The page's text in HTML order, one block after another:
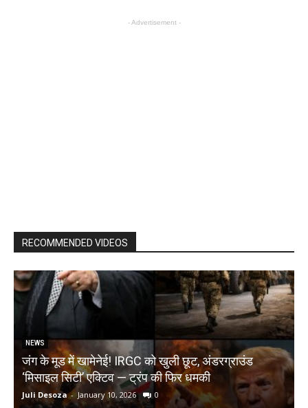
- Advertisement -
RECOMMENDED VIDEOS
NEWS
जंग के मूड में खामेनेई! IRGC को खुली छूट, अंडरग्राउंड
‘मिसाइल सिटी’ एक्टिव — ट्रंप की फिर धमकी
Juli Desoza - January 10, 2026 0